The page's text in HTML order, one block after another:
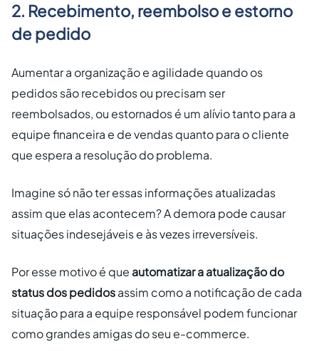
2. Recebimento, reembolso e estorno
de pedido
Aumentar a organização e agilidade quando os
pedidos são recebidos ou precisam ser
reembolsados, ou estornados é um alívio tanto para a
equipe financeira e de vendas quanto para o cliente
que espera a resolução do problema.
Imagine só não ter essas informações atualizadas
assim que elas acontecem? A demora pode causar
situações indesejáveis e às vezes irreversíveis.
Por esse motivo é que automatizar a atualização do
status dos pedidosassim como a notificação de cada
situação para a equipe responsável podem funcionar
como grandes amigas do seu e-commerce.